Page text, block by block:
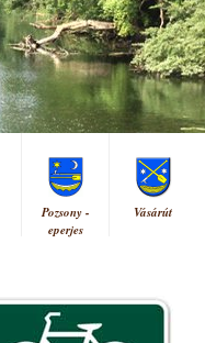
Pozsony -
eperjes
Vásárút